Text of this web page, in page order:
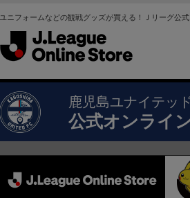
ユニフォームなどの観戦グッズが買える！Ｊリーグ公
鹿児島ユナイテッ
公式オンライ